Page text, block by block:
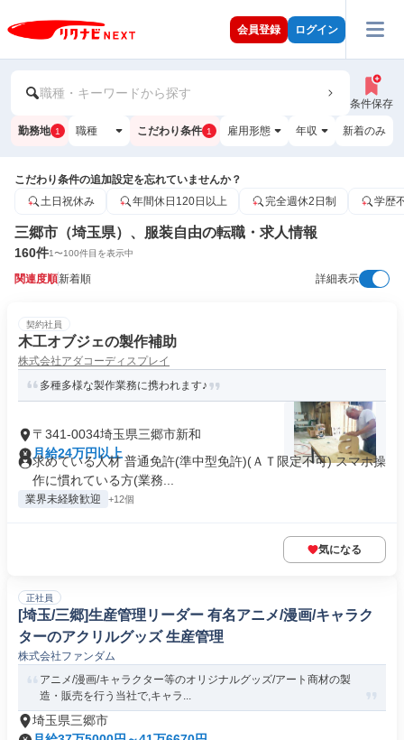
会員登録 ログイン
職種・キーワードから探す
条件保存
勤務地 1 職種 こだわり条件 1 雇用形態 年収 新着のみ
こだわり条件の追加設定を忘れていませんか？
土日祝休み
年間休日120日以上 完全週休2日制 学歴
三郷市（埼玉県）、服装自由の転職・求人情報
160件1〜100件目を表示中
関連度順新着順 詳細表示
契約社員
木工オブジェの製作補助
株式会社アダコーディスプレイ
多種多様な製作業務に携われます♪
〒341-0034埼玉県三郷市新和
月給24万円以上
求めている人材 普通免許(準中型免許)(ＡＴ限定不可) スマホ操
作に慣れている方(業務...
業界未経験歓迎 +12個
気になる
正社員
[埼玉/三郷]生産管理リーダー 有名アニメ/漫画/キャラク
ターのアクリルグッズ 生産管理
株式会社ファンダム
アニメ/漫画/キャラクター等のオリジナルグッズ/アート商材の製
造・販売を行う当社で,キャラ...
埼玉県三郷市